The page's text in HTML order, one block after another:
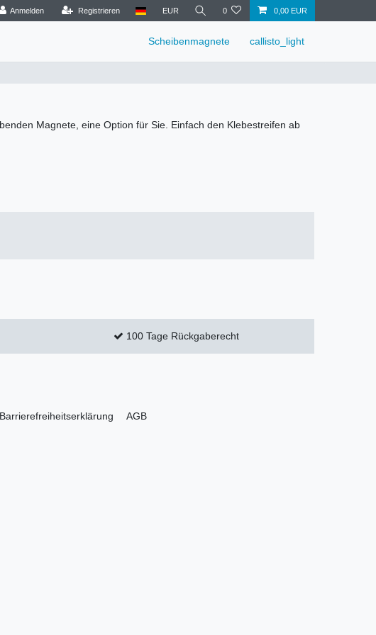
Anmelden Registrieren EUR 0 0,00 EUR
Scheibenmagnete callisto_light
Magnete, eine Option für Sie. Einfach den Klebestreifen ab
100 Tage Rückgaberecht
Barrierefreiheitserklärung AGB